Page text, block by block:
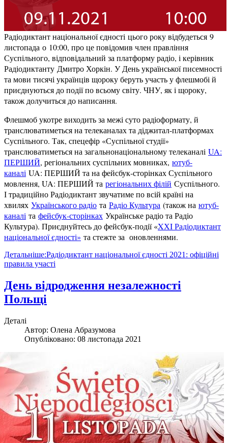
Радіодиктант національної єдності цього року відбудеться 9
листопада о 10:00, про це повідомив член правління
Суспільного, відповідальний за платформу радіо, і керівник
Радіодиктанту Дмитро Хоркін. У День української писемності
та мови тисячі українців щороку беруть участь у флешмобі й
приєднуються до події по всьому світу. ЧНУ, як і щороку,
також долучиться до написання.
Флешмоб укотре виходить за межі суто радіоформату, й
транслюватиметься на телеканалах та діджитал-платформах
Суспільного. Так, спецефір «Суспільної студії»
транслюватиметься на загальнонаціональному телеканалі UA:
ПЕРШИЙ, регіональних суспільних мовниках, ютуб-
каналі UA: ПЕРШИЙ та на фейсбук-сторінках Суспільного
мовлення, UA: ПЕРШИЙ та регіональних філій Суспільного.
І традиційно Радіодиктант звучатиме по всій країні на
хвилях Українського радіо та Радіо Культура (також на ютуб-
каналі та фейсбук-сторінках Українське радіо та Радіо
Культура). Приєднуйтесь до фейсбук-події «XХI Радіодиктант
національної єдності» та стежте за оновленнями.
Детальніше:Радіодиктант національної єдності 2021: офіційні
правила участі
День відродження незалежності
Польщі
Деталі
Автор: Олена Абразумова
Опубліковано: 08 листопада 2021